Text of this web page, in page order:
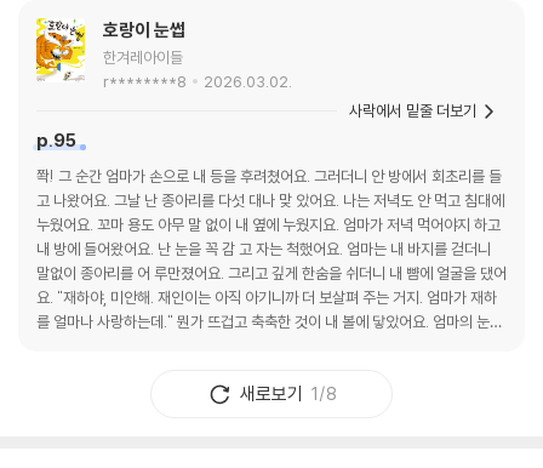
호랑이 눈썹
한겨레아이들
r********8
2026.03.02.
p.95
쫙! 그 순간 엄마가 손으로 내 등을 후려쳤어요. 그러더니 안 방에서 회초리를 들
고 나왔어요. 그날 난 종아리를 다섯 대나 맞 았어요. 나는 저녁도 안 먹고 침대에
누웠어요. 꼬마 용도 아무 말 없이 내 옆에 누웠지요. 엄마가 저녁 먹어야지 하고
내 방에 들어왔어요. 난 눈을 꼭 감 고 자는 척했어요. 엄마는 내 바지를 걷더니
말없이 종아리를 어 루만졌어요. 그리고 깊게 한숨을 쉬더니 내 뺨에 얼굴을 댔어
요. "재하야, 미안해. 재인이는 아직 아기니까 더 보살펴 주는 거지. 엄마가 재하
를 얼마나 사랑하는데." 뭔가 뜨겁고 축축한 것이 내 볼에 닿았어요. 엄마의 눈물
사락에서 밑줄 더보기
새로보기 1/8